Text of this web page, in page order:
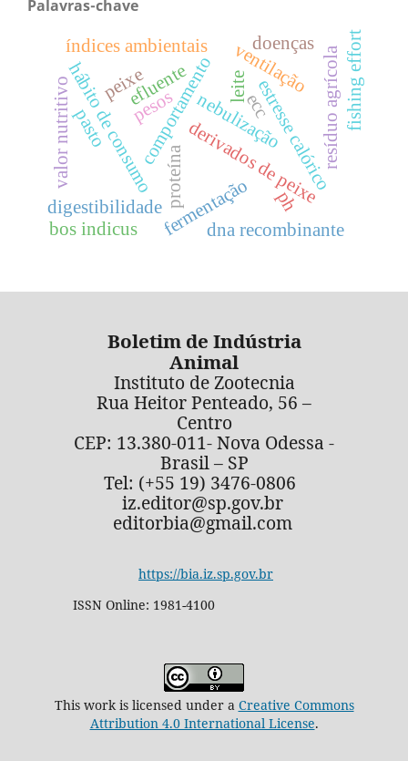
Palavras-chave
peixe
derivados de peixe
hábito de consumocomportamento estresse calórico
índices ambientais
nebulização
ventilação
digestibilidade
efluente
fermentação ph
proteína
resíduo agrícola
dna recombinante
valor nutritivo pesos
pasto
doenças
leite
bos indicus
ecc fishing effort
Boletim de Indústria
Animal
Instituto de Zootecnia
Rua Heitor Penteado, 56 –
Centro
CEP: 13.380-011- Nova Odessa -
Brasil – SP
Tel: (+55 19) 3476-0806
iz.editor@sp.gov.br
editorbia@gmail.com
https://bia.iz.sp.gov.br
ISSN Online: 1981-4100
This work is licensed under a Creative Commons
Attribution 4.0 International License.